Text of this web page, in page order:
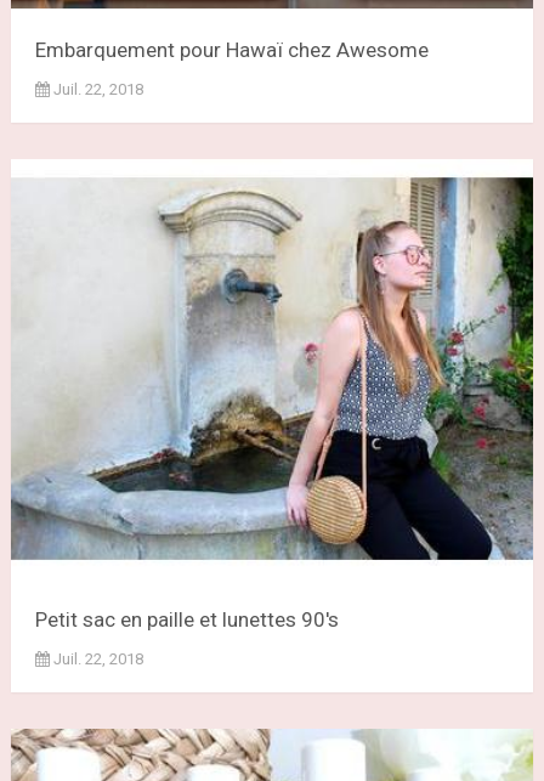
Embarquement pour Hawaï chez Awesome
Juil. 22, 2018
Petit sac en paille et lunettes 90's
Juil. 22, 2018